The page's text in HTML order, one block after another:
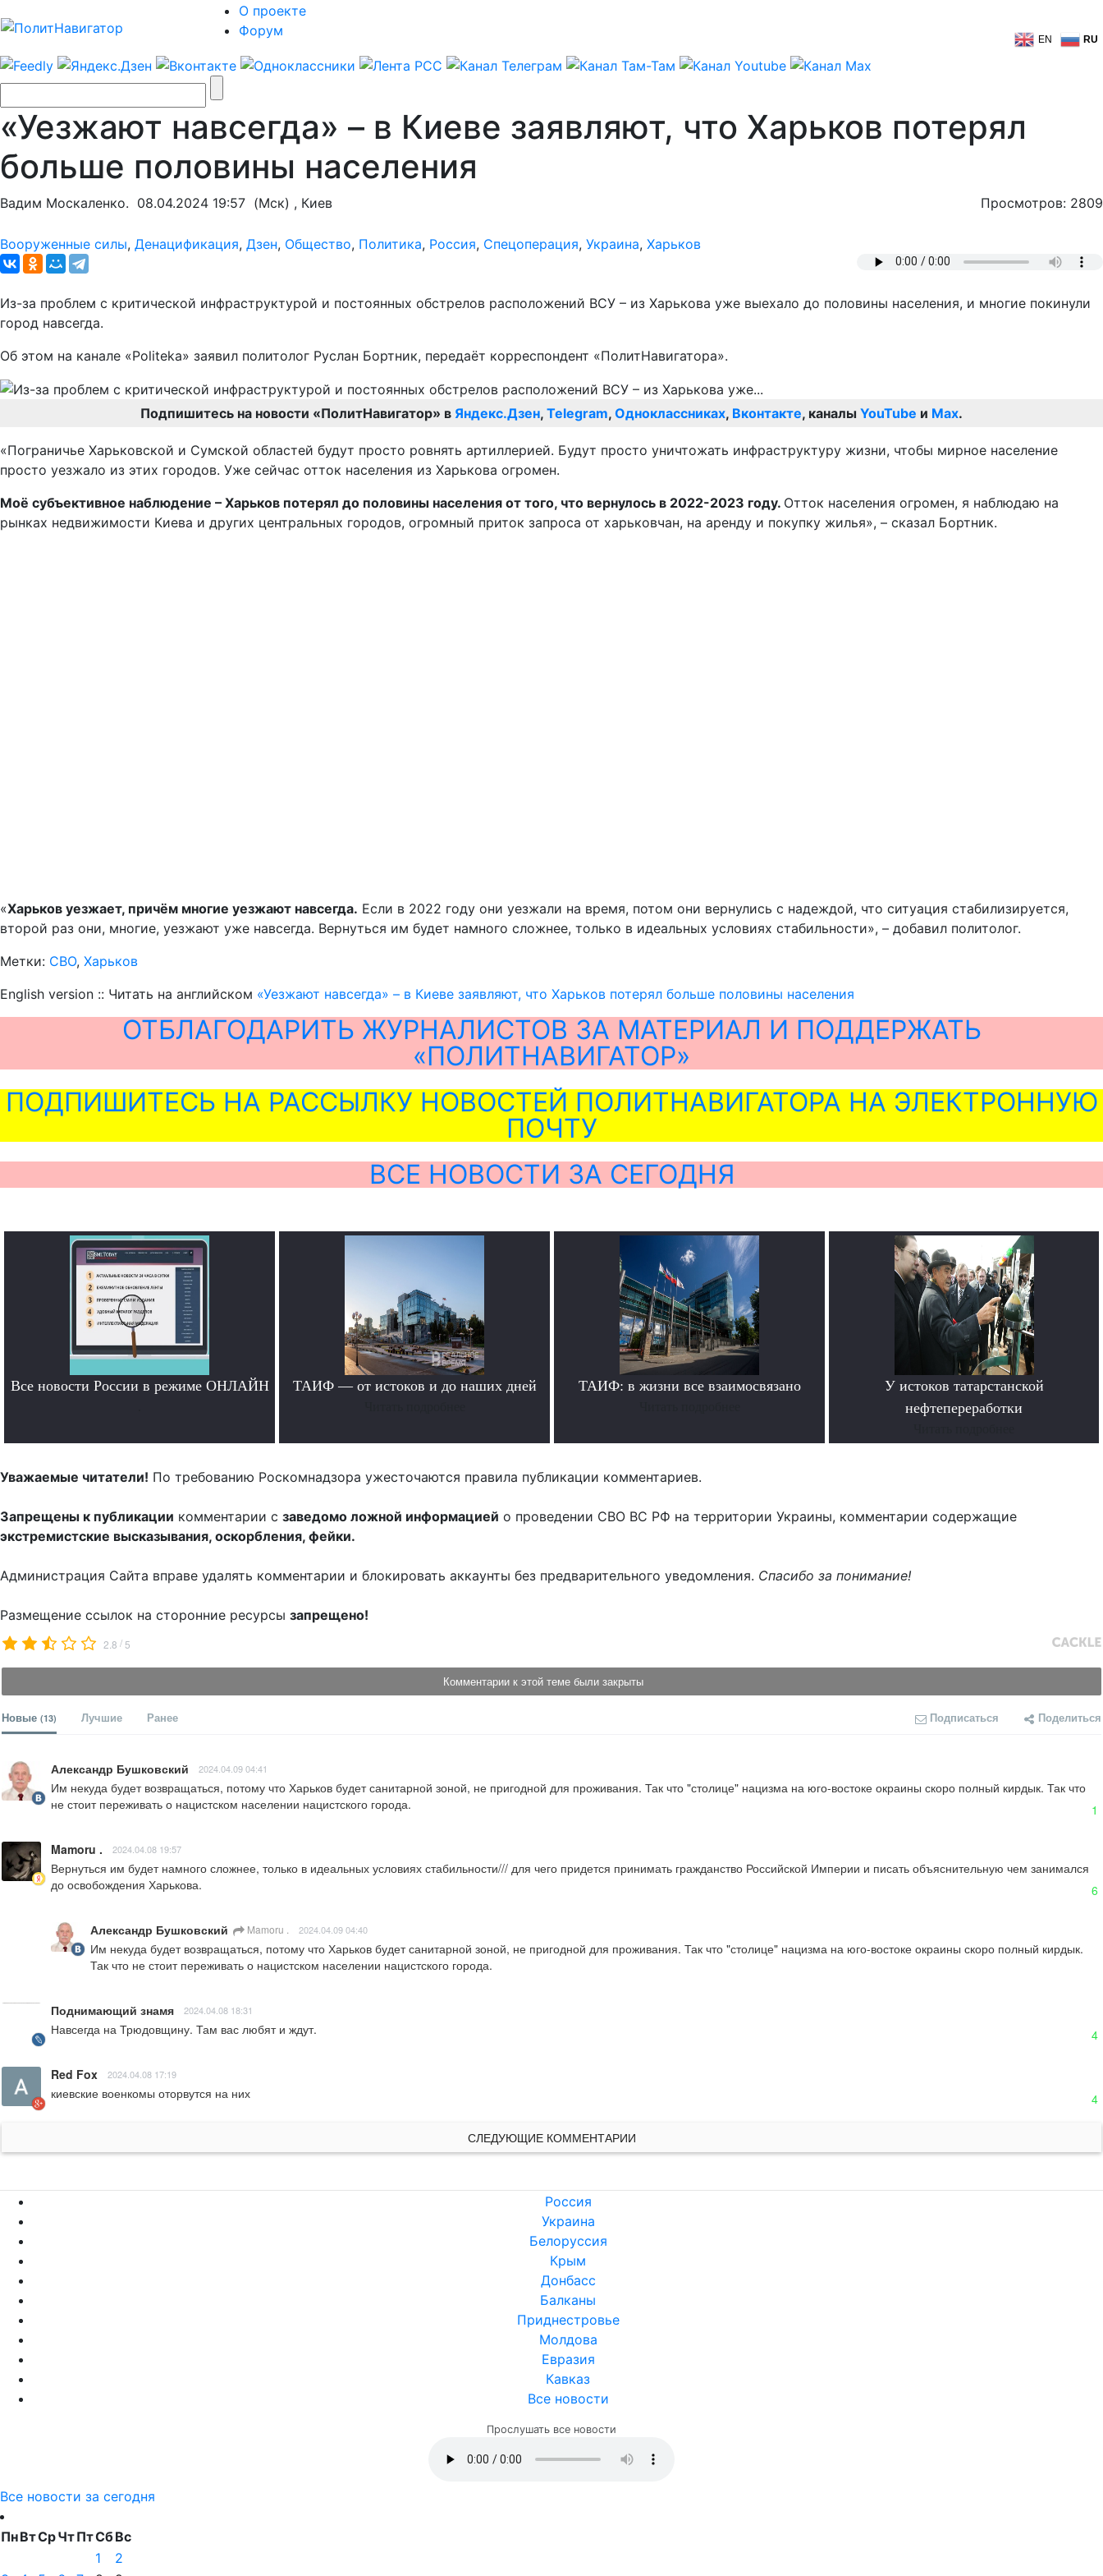
О проекте
Форум
EN RU
«Уезжают навсегда» – в Киеве заявляют, что Харьков потерял
больше половины населения
Вадим Москаленко. 08.04.2024 19:57 (Мск) , Киев Просмотров: 2809
Вооруженные силы, Денацификация, Дзен, Общество, Политика, Россия, Спецоперация, Украина, Харьков
Из-за проблем с критической инфраструктурой и постоянных обстрелов расположений ВСУ – из Харькова уже выехало до половины населения, и многие покинули
город навсегда.
Об этом на канале «Politeka» заявил политолог Руслан Бортник, передаёт корреспондент «ПолитНавигатора».
Подпишитесь на новости «ПолитНавигатор» в Яндекс.Дзен, Telegram, Одноклассниках, Вконтакте, каналы YouTube и Max.
«Пограничье Харьковской и Сумской областей будут просто ровнять артиллерией. Будут просто уничтожать инфраструктуру жизни, чтобы мирное население
просто уезжало из этих городов. Уже сейчас отток населения из Харькова огромен.
Моё субъективное наблюдение – Харьков потерял до половины населения от того, что вернулось в 2022-2023 году. Отток населения огромен, я наблюдаю на
рынках недвижимости Киева и других центральных городов, огромный приток запроса от харьковчан, на аренду и покупку жилья», – сказал Бортник.
«Харьков уезжает, причём многие уезжают навсегда. Если в 2022 году они уезжали на время, потом они вернулись с надеждой, что ситуация стабилизируется,
второй раз они, многие, уезжают уже навсегда. Вернуться им будет намного сложнее, только в идеальных условиях стабильности», – добавил политолог.
Метки: СВО, Харьков
English version :: Читать на английском «Уезжают навсегда» – в Киеве заявляют, что Харьков потерял больше половины населения
ОТБЛАГОДАРИТЬ ЖУРНАЛИСТОВ ЗА МАТЕРИАЛ И ПОДДЕРЖАТЬ
«ПОЛИТНАВИГАТОР»
ПОДПИШИТЕСЬ НА РАССЫЛКУ НОВОСТЕЙ ПОЛИТНАВИГАТОРА НА ЭЛЕКТРОННУЮ
ПОЧТУ
ВСЕ НОВОСТИ ЗА СЕГОДНЯ
Все новости России в режиме ОНЛАЙН ТАИФ — от истоков и до наших дней ТАИФ: в жизни все взаимосвязано
У истоков татарстанской
нефтепереработки
Уважаемые читатели! По требованию Роскомнадзора ужесточаются правила публикации комментариев.
Запрещены к публикации комментарии с заведомо ложной информацией о проведении СВО ВС РФ на территории Украины, комментарии содержащие
экстремистские высказывания, оскорбления, фейки.
Администрация Сайта вправе удалять комментарии и блокировать аккаунты без предварительного уведомления. Спасибо за понимание!
Размещение ссылок на сторонние ресурсы запрещено!
2.8 / 5
Комментарии к этой теме были закрыты
Новые (13) Лучшие Ранее Подписаться Поделиться
Александр Бушковский 2024.04.09 04:41
Им некуда будет возвращаться, потому что Харьков будет санитарной зоной, не пригодной для проживания. Так что "столице" нацизма на юго-востоке окраины скоро полный кирдык. Так что
не стоит переживать о нацистском населении нацистского города.
1
Mamoru . 2024.04.08 19:57
Вернуться им будет намного сложнее, только в идеальных условиях стабильности/// для чего придется принимать гражданство Российской Империи и писать объяснительную чем занимался
до освобождения Харькова.
6
Александр Бушковский Mamoru . 2024.04.09 04:40
Им некуда будет возвращаться, потому что Харьков будет санитарной зоной, не пригодной для проживания. Так что "столице" нацизма на юго-востоке окраины скоро полный кирдык.
Так что не стоит переживать о нацистском населении нацистского города.
Поднимающий знамя 2024.04.08 18:31
Навсегда на Трюдовщину. Там вас любят и ждут. 4
Red Fox 2024.04.08 17:19
киевские военкомы оторвутся на них 4
СЛЕДУЮЩИЕ КОММЕНТАРИИ
Россия
Украина
Белоруссия
Крым
Донбасс
Балканы
Приднестровье
Молдова
Евразия
Кавказ
Все новости
Прослушать все новости
Все новости за сегодня
ПнВтСрЧтПтСбВс
1
2